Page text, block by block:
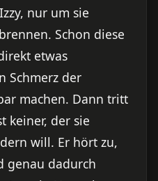
nur um sie
Schon diese
etwas
Schmerz der
machen. Dann tritt
keiner, der sie
will. Er hört zu,
genau dadurch